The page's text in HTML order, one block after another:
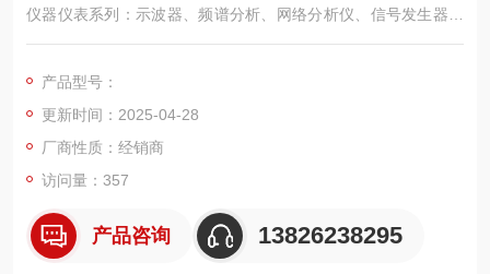
仪器仪表系列：示波器、频谱分析、网络分析仪、信号发生器、
色彩分析仪、音频分析仪、耐压测试仪、直流电源、地线导通测
计、测试探头等等。
产品型号：
更新时间：2025-04-28
厂商性质：经销商
访问量：357
产品咨询 13826238295